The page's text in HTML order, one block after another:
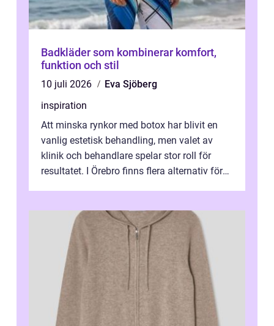
Badkläder som kombinerar komfort,
funktion och stil
10 juli 2026
Eva Sjöberg
inspiration
Att minska rynkor med botox har blivit en
vanlig estetisk behandling, men valet av
klinik och behandlare spelar stor roll för
resultatet. I Örebro finns flera alternativ för